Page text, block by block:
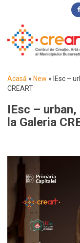
Acasă » New » IEsc –
CREART
IEsc –
la Galeria